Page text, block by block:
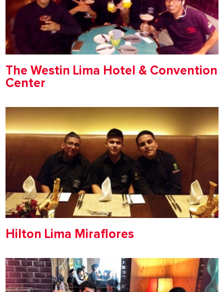
The Westin Lima Hotel & Convention
Center
Hilton Lima Miraflores